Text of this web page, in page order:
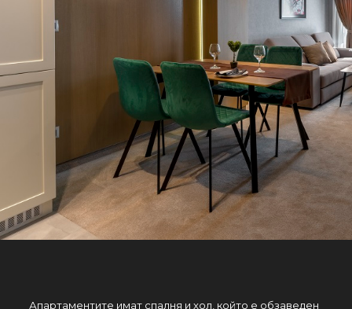
Апартаментите имат спалня и хол, който е обзаведен